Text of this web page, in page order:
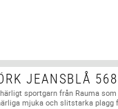
JEANSBLÅ
sportgarn från Rauma
mjuka och slitstarka plagg